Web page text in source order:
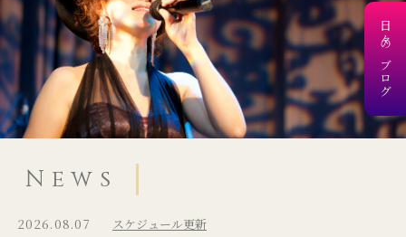
日々のブログ
News
2026.08.07 スケジュール更新